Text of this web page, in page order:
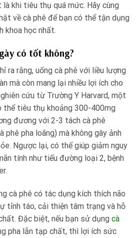
khi tiêu thụ quá mức. Hãy cùng
về cà phê để bạn có thể tận dụng
khoa học nhất.
có tốt không?
ra rằng, uống cà phê với liều lượng
mà còn mang lại nhiều lợi ích cho
cứu từ Trường Y Harvard, một
thể tiêu thụ khoảng 300-400mg
đương với 2-3 tách cà phê
phê pha loãng) mà không gây ảnh
Ngược lại, có thể giúp giảm nguy
tính như tiểu đường loại 2, bệnh
cà phê có tác dụng kích thích não
tỉnh táo, cải thiện tâm trạng và hỗ
Đặc biệt, nếu bạn sử dụng cà
pha lẫn tạp chất, thì lợi ích sức